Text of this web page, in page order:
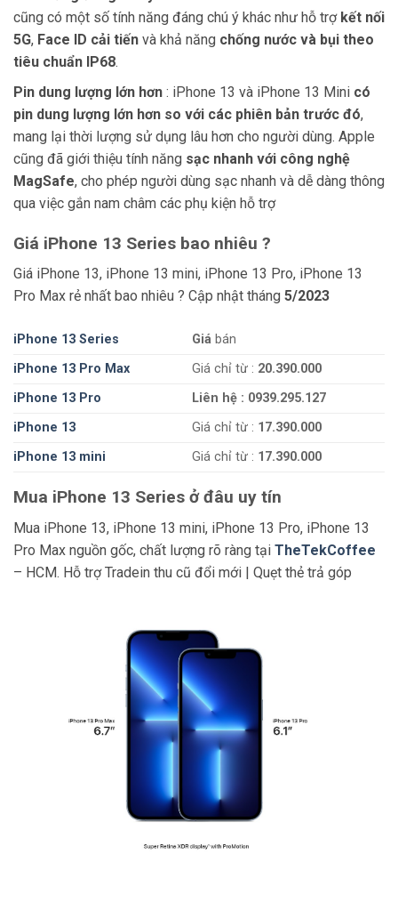
cũng có một số tính năng đáng chú ý khác như hỗ trợ kết nối
5G, Face ID cải tiến và khả năng chống nước và bụi theo
tiêu chuẩn IP68.
Pin dung lượng lớn hơn : iPhone 13 và iPhone 13 Mini có
pin dung lượng lớn hơn so với các phiên bản trước đó,
mang lại thời lượng sử dụng lâu hơn cho người dùng. Apple
cũng đã giới thiệu tính năng sạc nhanh với công nghệ
MagSafe, cho phép người dùng sạc nhanh và dễ dàng thông
qua việc gắn nam châm các phụ kiện hỗ trợ
Giá iPhone 13 Series bao nhiêu ?
Giá iPhone 13, iPhone 13 mini, iPhone 13 Pro, iPhone 13
Pro Max rẻ nhất bao nhiêu ? Cập nhật tháng 5/2023
iPhone 13 Series Giá bán
iPhone 13 Pro Max
Giá chỉ từ : 20.390.000
iPhone 13 Pro
Liên hệ : 0939.295.127
iPhone 13
Giá chỉ từ : 17.390.000
iPhone 13 mini
Giá chỉ từ : 17.390.000
Mua iPhone 13 Series ở đâu uy tín
Mua iPhone 13, iPhone 13 mini, iPhone 13 Pro, iPhone 13
Pro Max nguồn gốc, chất lượng rõ ràng tại TheTekCoffee
– HCM. Hỗ trợ Tradein thu cũ đổi mới | Quẹt thẻ trả góp